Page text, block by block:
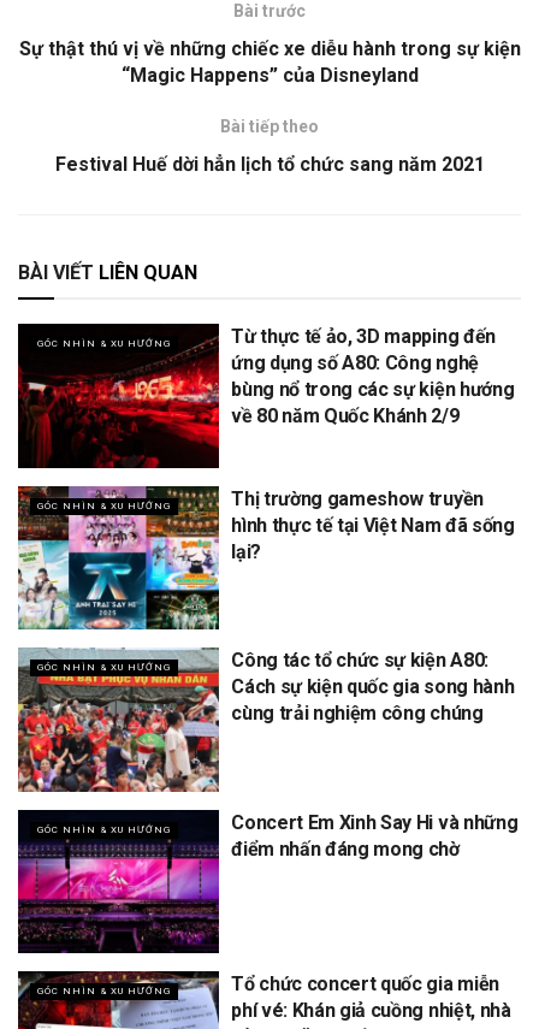
Bài trước
Sự thật thú vị về những chiếc xe diễu hành trong sự kiện
“Magic Happens” của Disneyland
Bài tiếp theo
Festival Huế dời hẳn lịch tổ chức sang năm 2021
BÀI VIẾT LIÊN QUAN
GÓC NHÌN & XU HƯỚNG
Từ thực tế ảo, 3D mapping đến
ứng dụng số A80: Công nghệ
bùng nổ trong các sự kiện hướng
về 80 năm Quốc Khánh 2/9
GÓC NHÌN & XU HƯỚNG
Thị trường gameshow truyền
hình thực tế tại Việt Nam đã sống
lại?
GÓC NHÌN & XU HƯỚNG
Công tác tổ chức sự kiện A80:
Cách sự kiện quốc gia song hành
cùng trải nghiệm công chúng
GÓC NHÌN & XU HƯỚNG
Concert Em Xinh Say Hi và những
điểm nhấn đáng mong chờ
GÓC NHÌN & XU HƯỚNG
Tổ chức concert quốc gia miễn
phí vé: Khán giả cuồng nhiệt, nhà